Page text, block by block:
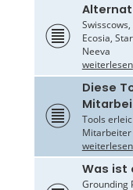
Ecosia,
Neeva
weiterlesen
Diese
Tools
Mitarbeiter
weiterlesen
Was ist
Grounding